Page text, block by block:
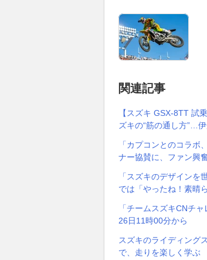
関連記事
【スズキ GSX-8TT 試
ズキの“筋の通し方”…
「カプコンとのコラ
ナー協賛に、ファン興
「スズキのデザイン
では「やったね！素晴
「チームスズキCNチ
26日11時00分から
スズキのライディング
で、走りを楽しく学ぶ